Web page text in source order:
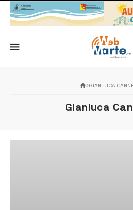
GIANLUCA
Gianluca